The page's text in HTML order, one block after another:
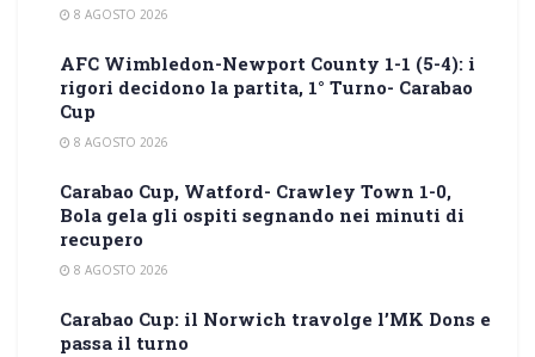
8 AGOSTO 2026
AFC Wimbledon-Newport County 1-1 (5-4): i
rigori decidono la partita, 1° Turno- Carabao
Cup
8 AGOSTO 2026
Carabao Cup, Watford- Crawley Town 1-0,
Bola gela gli ospiti segnando nei minuti di
recupero
8 AGOSTO 2026
Carabao Cup: il Norwich travolge l’MK Dons e
passa il turno